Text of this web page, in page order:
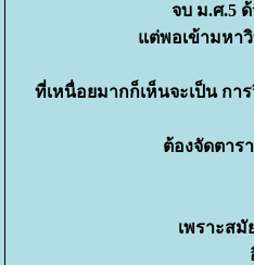
จบ ม.ศ.5
ต่พอเข้ามหาวิ
ที่เหนื่อยมากก็เห็นจะเป็น กา
ต้องจัดตาร
เพราะส